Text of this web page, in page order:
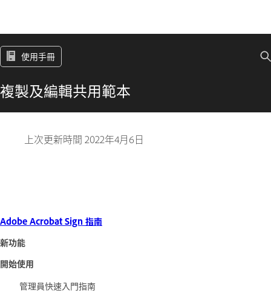
使用手冊
複製及編輯共用範本
上次更新時間 2022年4月6日
Adobe Acrobat Sign 指南
新功能
開始使用
管理員快速入門指南